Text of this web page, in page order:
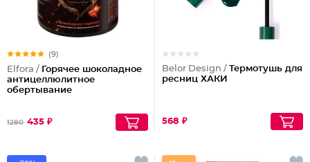
(9)
Elfora /
Горячее шоколадное
антицеллюлитное
обертывание
1280 435 ₽
Belor Design /
Термотушь для
ресниц ХАКИ
568 ₽